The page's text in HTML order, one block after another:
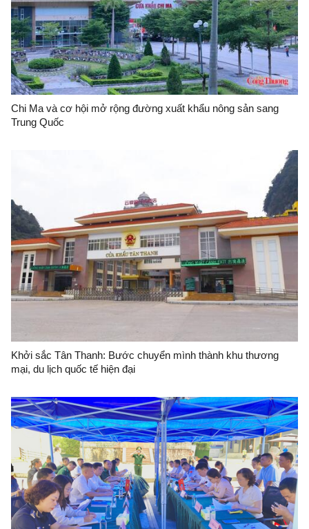
Chi Ma và cơ hội mở rộng đường xuất khẩu nông sản sang
Trung Quốc
Khởi sắc Tân Thanh: Bước chuyển mình thành khu thương
mại, du lịch quốc tế hiện đại